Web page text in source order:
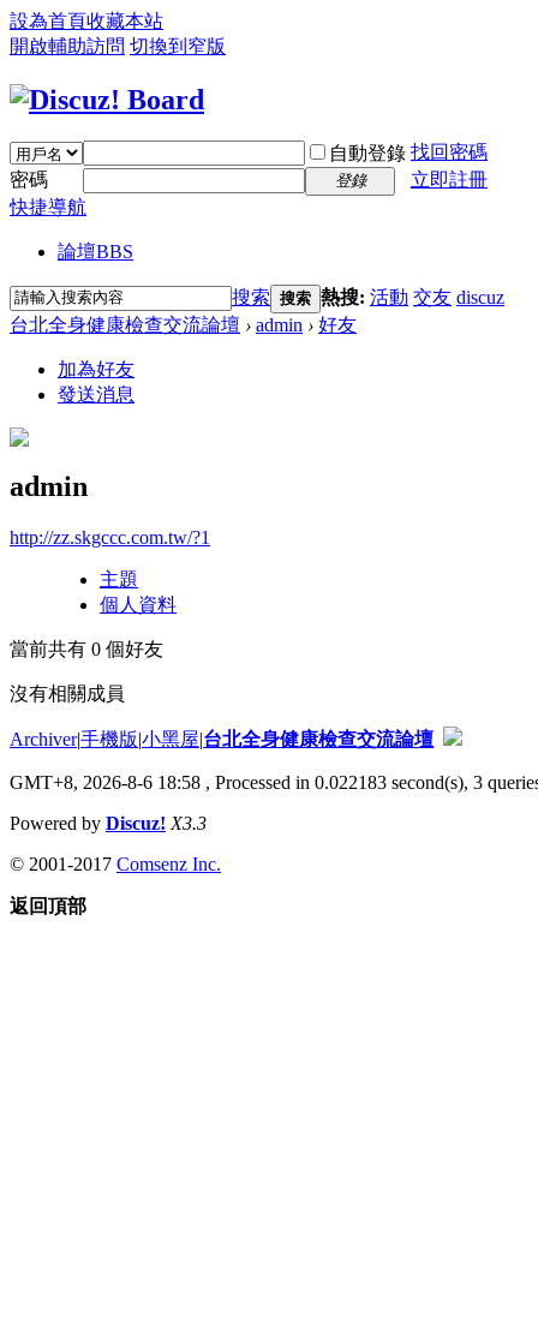
設為首頁收藏本站
開啟輔助訪問 切換到窄版
自動登錄 找回密碼
密碼
登錄
立即註冊
快捷導航
論壇BBS
搜索 搜索 熱搜: 活動 交友 discuz
台北全身健康檢查交流論壇 › admin › 好友
加為好友
發送消息
admin
http://zz.skgccc.com.tw/?1
主題
個人資料
當前共有 0 個好友
沒有相關成員
Archiver|手機版|小黑屋|台北全身健康檢查交流論壇
GMT+8, 2026-8-6 18:58 , Processed in 0.022183 second(s), 3
Powered by Discuz! X3.3
© 2001-2017 Comsenz Inc.
返回頂部